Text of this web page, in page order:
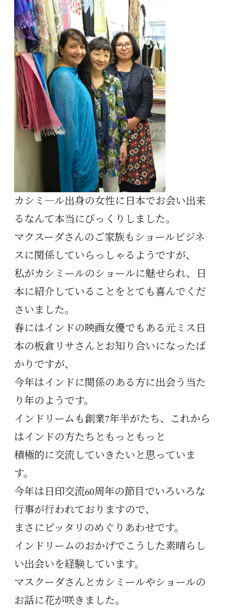
カシミ―ル出身の女性に日本でお会い出来
るなんて本当にびっくりしました。
マクスーダさんのご家族もショールビジネ
スに関係していらっしゃるようですが、
私がカシミールのショールに魅せられ、日
本に紹介していることをとても喜んでくだ
さいました。
春にはインドの映画女優でもある元ミス日
本の板倉リサさんとお知り合いになったば
かりですが、
今年はインドに関係のある方に出会う当た
り年のようです。
インドリームも創業7年半がたち、これから
はインドの方たちともっともっと
積極的に交流していきたいと思っていま
す。
今年は日印交流60周年の節目でいろいろな
行事が行われておりますので、
まさにピッタリのめぐりあわせです。
インドリームのおかげでこうした素晴らし
い出会いを経験しています。
マスクーダさんとカシミールやショールの
お話に花が咲きました。